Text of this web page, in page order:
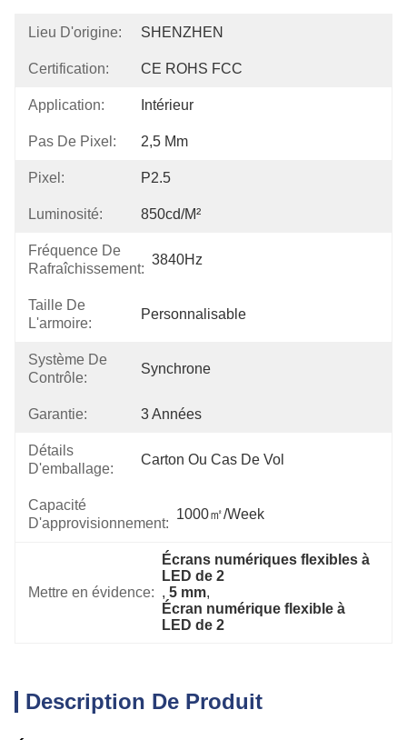
Lieu D'origine: SHENZHEN
Certification: CE ROHS FCC
Application: Intérieur
Pas De Pixel: 2,5 Mm
Pixel: P2.5
Luminosité: 850cd/m²
Fréquence De
Rafraîchissement:
3840Hz
Taille De
L'armoire:
Personnalisable
Système De
Contrôle:
Synchrone
Garantie: 3 Années
Détails
D'emballage:
Carton Ou Cas De Vol
Capacité
D'approvisionnement:
1000㎡/week
Mettre en évidence:
Écrans numériques flexibles à
LED de 2
, 5 mm,
Écran numérique flexible à
LED de 2
Description De Produit